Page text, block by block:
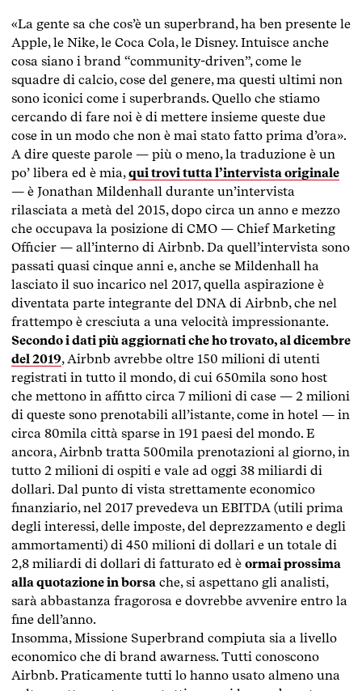
«La gente sa che cos’è un superbrand, ha ben presente le
Apple, le Nike, le Coca Cola, le Disney. Intuisce anche
cosa siano i brand “community-driven”, come le
squadre di calcio, cose del genere, ma questi ultimi non
sono iconici come i superbrands. Quello che stiamo
cercando di fare noi è di mettere insieme queste due
cose in un modo che non è mai stato fatto prima d’ora».
A dire queste parole — più o meno, la traduzione è un
po’ libera ed è mia,qui trovi tutta l’intervista originale
— è Jonathan Mildenhall durante un’intervista
rilasciata a metà del 2015, dopo circa un anno e mezzo
che occupava la posizione di CMO — Chief Marketing
Officier — all’interno di Airbnb. Da quell’intervista sono
passati quasi cinque anni e, anche se Mildenhall ha
lasciato il suo incarico nel 2017, quella aspirazione è
diventata parte integrante del DNA di Airbnb, che nel
frattempo è cresciuta a una velocità impressionante.
Secondo i dati più aggiornati che ho trovato, al dicembre
del 2019, Airbnb avrebbe oltre 150 milioni di utenti
registrati in tutto il mondo, di cui 650mila sono host
che mettono in affitto circa 7 milioni di case — 2 milioni
di queste sono prenotabili all’istante, come in hotel — in
circa 80mila città sparse in 191 paesi del mondo. E
ancora, Airbnb tratta 500mila prenotazioni al giorno, in
tutto 2 milioni di ospiti e vale ad oggi 38 miliardi di
dollari. Dal punto di vista strettamente economico
finanziario, nel 2017 prevedeva un EBITDA (utili prima
degli interessi, delle imposte, del deprezzamento e degli
ammortamenti) di 450 milioni di dollari e un totale di
2,8 miliardi di dollari di fatturato ed è ormai prossima
alla quotazione in borsa che, si aspettano gli analisti,
sarà abbastanza fragorosa e dovrebbe avvenire entro la
fine dell’anno.
Insomma, Missione Superbrand compiuta sia a livello
economico che di brand awarness. Tutti conoscono
Airbnb. Praticamente tutti lo hanno usato almeno una